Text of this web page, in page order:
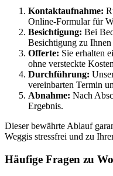
Kontaktaufnahme:
Online-Formular für
Besichtigung: Bei
Besichtigung zu Ihnen
Offerte: Sie erhalten
ohne versteckte
Durchführung:
vereinbarten Termin
Abnahme: Nach
Ergebnis.
Dieser bewährte Ablauf
Weggis stressfrei und zu
Häufige Fragen zu